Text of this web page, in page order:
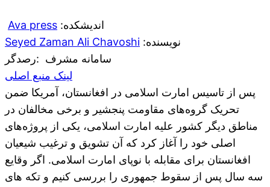
Ava press :اندیشکده
Seyed Zaman Ali Chavoshi :نویسنده
سامانه مشرف :رصدگر
لینک منبع اصلی
پس از تاسیس امارت اسلامی در افغانستان، آمریکا ضمن
تحریک گروه‌های مقاومت پنجشیر و برخی مخالفان در
مناطق دیگر کشور علیه امارت اسلامی، یکی از پروژه‌های
اصلی خود را آغاز کرد که آن تشویق و ترغیب شیعیان
افغانستان برای مقابله با نوپای امارت اسلامی. اگر وقایع
سه سال پس از سقوط جمهوری را بررسی کنیم و تکه های